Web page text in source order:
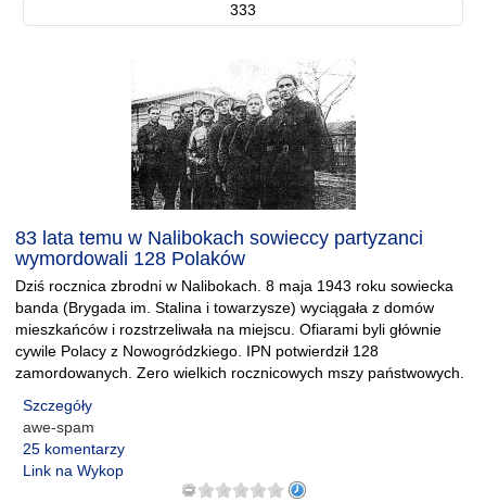
333
83 lata temu w Nalibokach sowieccy partyzanci
wymordowali 128 Polaków
Dziś rocznica zbrodni w Nalibokach. 8 maja 1943 roku sowiecka
banda (Brygada im. Stalina i towarzysze) wyciągała z domów
mieszkańców i rozstrzeliwała na miejscu. Ofiarami byli głównie
cywile Polacy z Nowogródzkiego. IPN potwierdził 128
zamordowanych. Zero wielkich rocznicowych mszy państwowych.
Szczegóły
awe-spam
25 komentarzy
Link na Wykop